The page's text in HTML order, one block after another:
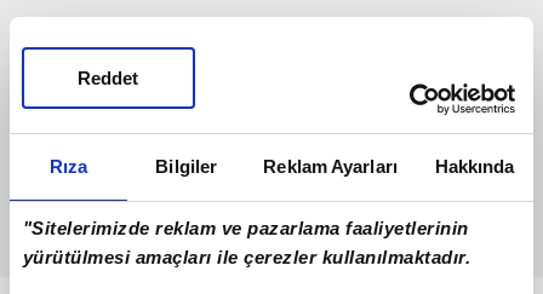
Rıza Bilgiler Reklam Ayarları Hakkında
"Sitelerimizde reklam ve pazarlama faaliyetlerinin
yürütülmesi amaçları ile çerezler kullanılmaktadır.
Reddet